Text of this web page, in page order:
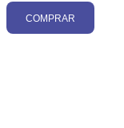
COMPRAR